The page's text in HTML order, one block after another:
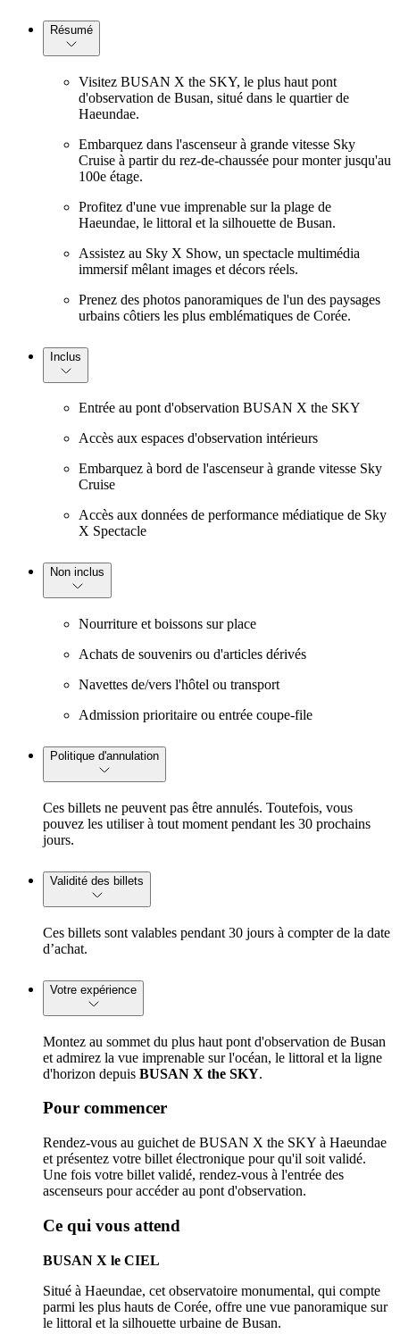
Résumé
Visitez BUSAN X the SKY, le plus haut pont
d'observation de Busan, situé dans le quartier de
Haeundae.
Embarquez dans l'ascenseur à grande vitesse Sky
Cruise à partir du rez-de-chaussée pour monter jusqu'au
100e étage.
Profitez d'une vue imprenable sur la plage de
Haeundae, le littoral et la silhouette de Busan.
Assistez au Sky X Show, un spectacle multimédia
immersif mêlant images et décors réels.
Prenez des photos panoramiques de l'un des paysages
urbains côtiers les plus emblématiques de Corée.
Inclus
Entrée au pont d'observation BUSAN X the SKY
Accès aux espaces d'observation intérieurs
Embarquez à bord de l'ascenseur à grande vitesse Sky
Cruise
Accès aux données de performance médiatique de Sky
X Spectacle
Non inclus
Nourriture et boissons sur place
Achats de souvenirs ou d'articles dérivés
Navettes de/vers l'hôtel ou transport
Admission prioritaire ou entrée coupe-file
Politique d'annulation
Ces billets ne peuvent pas être annulés. Toutefois, vous
pouvez les utiliser à tout moment pendant les 30 prochains
jours.
Validité des billets
Ces billets sont valables pendant 30 jours à compter de la date
d’achat.
Votre expérience
Montez au sommet du plus haut pont d'observation de Busan
et admirez la vue imprenable sur l'océan, le littoral et la ligne
d'horizon depuis BUSAN X the SKY.
Pour commencer
Rendez-vous au guichet de BUSAN X the SKY à Haeundae
et présentez votre billet électronique pour qu'il soit validé.
Une fois votre billet validé, rendez-vous à l'entrée des
ascenseurs pour accéder au pont d'observation.
Ce qui vous attend
BUSAN X le CIEL
Situé à Haeundae, cet observatoire monumental, qui compte
parmi les plus hauts de Corée, offre une vue panoramique sur
le littoral et la silhouette urbaine de Busan.